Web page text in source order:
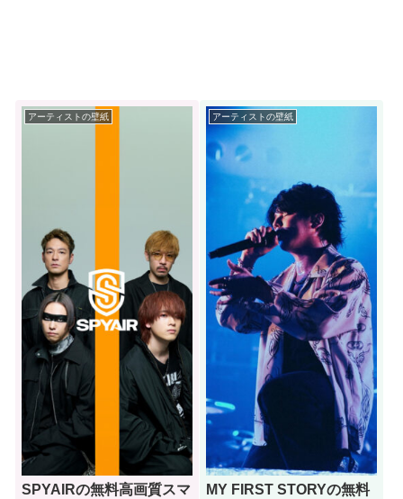
アーティストの壁紙
SPYAIRの無料高画質スマ
アーティストの壁紙
MY FIRST STORYの無料